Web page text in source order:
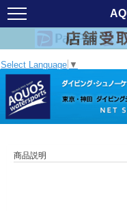
Select Language ▼
商品説明